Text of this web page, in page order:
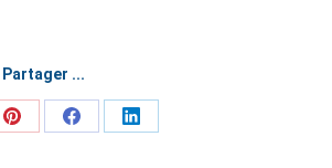
Partager ...
Share
Share
Share